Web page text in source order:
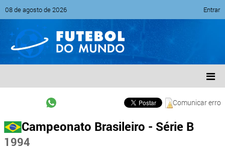
08 de agosto de 2026 Entrar
Comunicar erro
Campeonato Brasileiro - Série B
1994